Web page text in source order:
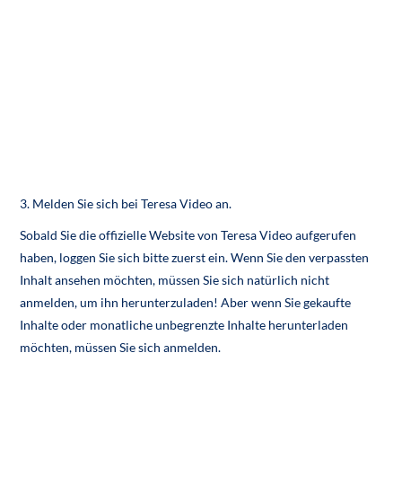
3. Melden Sie sich bei Teresa Video an.
Sobald Sie die offizielle Website von Teresa Video aufgerufen
haben, loggen Sie sich bitte zuerst ein. Wenn Sie den verpassten
Inhalt ansehen möchten, müssen Sie sich natürlich nicht
anmelden, um ihn herunterzuladen! Aber wenn Sie gekaufte
Inhalte oder monatliche unbegrenzte Inhalte herunterladen
möchten, müssen Sie sich anmelden.